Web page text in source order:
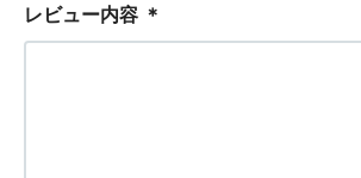
レビュー内容 ＊